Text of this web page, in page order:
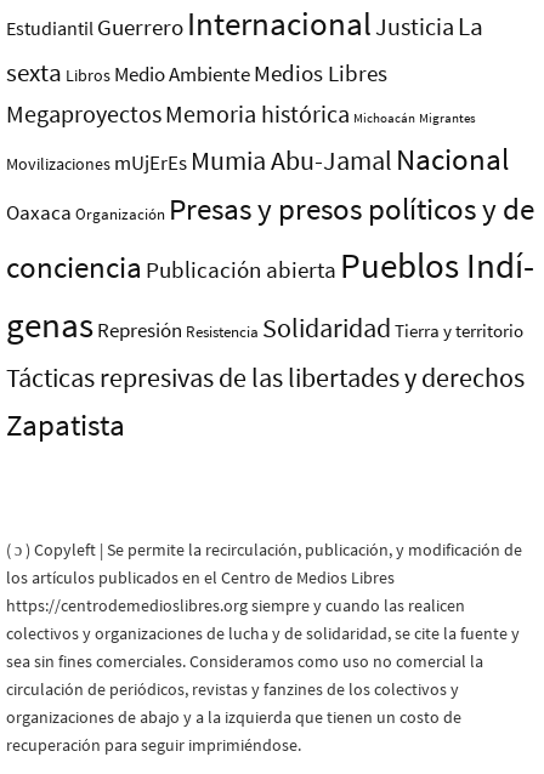
Estudiantil Guerrero InternacionalJusticia La
sexta Libros Medio AmbienteMedios Libres
MegaproyectosMemoria histórica Michoacán Migrantes
Movilizaciones mUjErEs Mumia Abu-Jamal Nacional
Oaxaca Organización Presas y presos polí­ticos y de
conciencia Publicación abierta Pueblos Indí­
genasRepresión Resistencia Solidaridad Tierra y territorio
Tácticas represivas de las libertades y derechos
Zapatista
( ɔ ) Copyleft | Se permite la recirculación, publicación, y modificación de
los artículos publicados en el Centro de Medios Libres
https://centrodemedioslibres.org siempre y cuando las realicen
colectivos y organizaciones de lucha y de solidaridad, se cite la fuente y
sea sin fines comerciales. Consideramos como uso no comercial la
circulación de periódicos, revistas y fanzines de los colectivos y
organizaciones de abajo y a la izquierda que tienen un costo de
recuperación para seguir imprimiéndose.